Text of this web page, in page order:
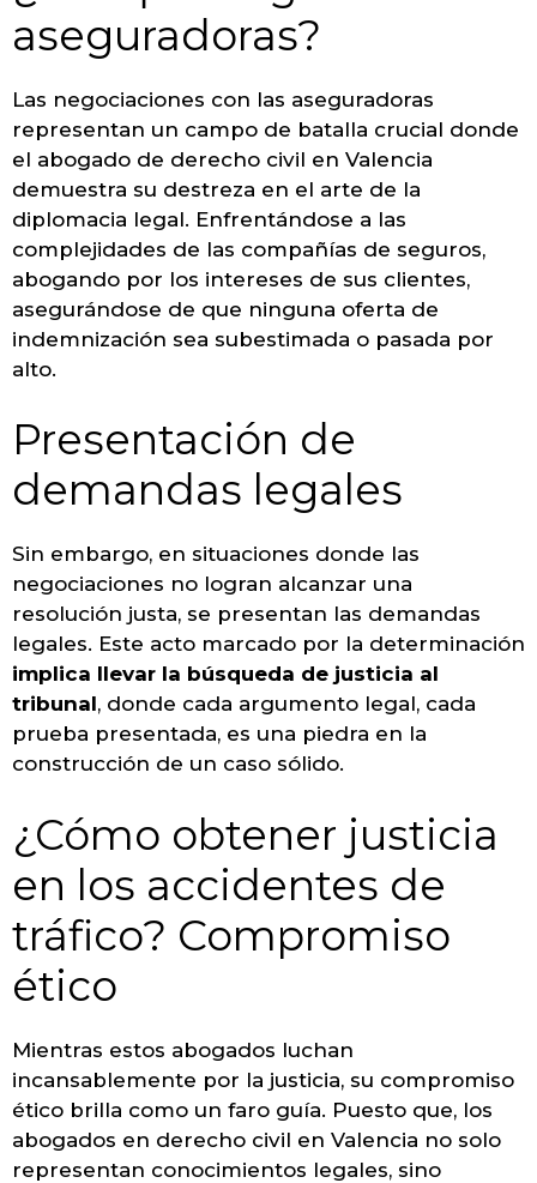
aseguradoras?
Las negociaciones con las aseguradoras
representan un campo de batalla crucial donde
el abogado de derecho civil en Valencia
demuestra su destreza en el arte de la
diplomacia legal. Enfrentándose a las
complejidades de las compañías de seguros,
abogando por los intereses de sus clientes,
asegurándose de que ninguna oferta de
indemnización sea subestimada o pasada por
alto.
Presentación de
demandas legales
Sin embargo, en situaciones donde las
negociaciones no logran alcanzar una
resolución justa, se presentan las demandas
legales. Este acto marcado por la determinación
implica llevar la búsqueda de justicia al
tribunal, donde cada argumento legal, cada
prueba presentada, es una piedra en la
construcción de un caso sólido.
¿Cómo obtener justicia
en los accidentes de
tráfico? Compromiso
ético
Mientras estos abogados luchan
incansablemente por la justicia, su compromiso
ético brilla como un faro guía. Puesto que, los
abogados en derecho civil en Valencia no solo
representan conocimientos legales, sino